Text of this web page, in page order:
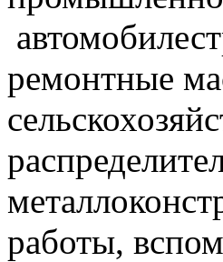
ремонтные
работы,